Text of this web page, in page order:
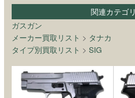
関連カテゴリ
ガスガン
メーカー買取リスト > タナカ
タイプ別買取リスト > SIG